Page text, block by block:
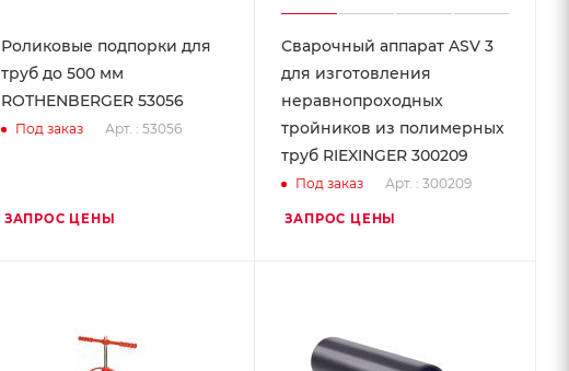
Роликовые подпорки для
труб до 500 мм
ROTHENBERGER 53056
Под заказ Арт. : 53056
ЗАПРОС ЦЕНЫ
Сварочный аппарат ASV 3
для изготовления
неравнопроходных
тройников из полимерных
труб RIEXINGER 300209
Под заказ Арт. : 300209
ЗАПРОС ЦЕНЫ